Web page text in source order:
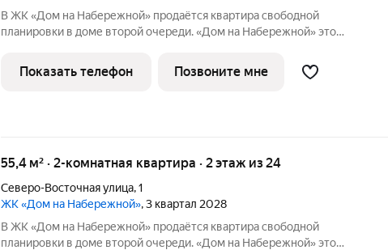
В ЖК «Дом на Набережной» продаётся квартира свободной
планировки в доме второй очереди. «Дом на Набережной» это
отмеченный архитектурной премией «Искусство строить».
Собственная благоустроенная
Показать телефон Позвоните мне
55,4 м² · 2-комнатная квартира · 2 этаж из 24
Северо-Восточная улица,1
ЖК «Дом на Набережной», 3 квартал 2028
В ЖК «Дом на Набережной» продаётся квартира свободной
планировки в доме второй очереди. «Дом на Набережной» это